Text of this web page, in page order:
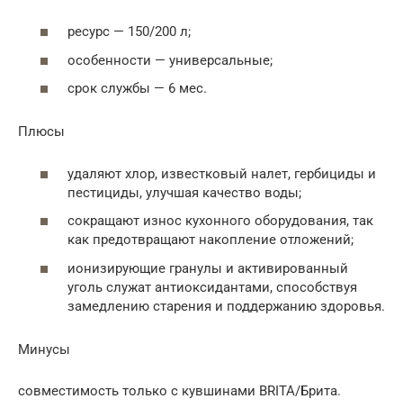
ресурс — 150/200 л;
особенности — универсальные;
срок службы — 6 мес.
Плюсы
удаляют хлор, известковый налет, гербициды и
пестициды, улучшая качество воды;
сокращают износ кухонного оборудования, так
как предотвращают накопление отложений;
ионизирующие гранулы и активированный
уголь служат антиоксидантами, способствуя
замедлению старения и поддержанию здоровья.
Минусы
совместимость только с кувшинами BRITA/Брита.